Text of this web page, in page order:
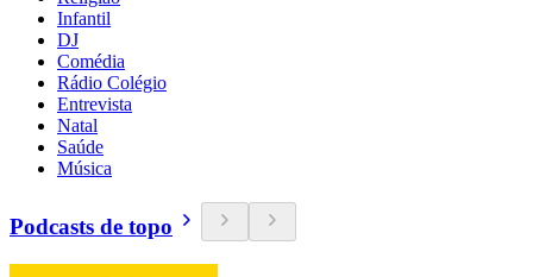
Infantil
DJ
Comédia
Rádio Colégio
Entrevista
Natal
Saúde
Música
Podcasts de topo